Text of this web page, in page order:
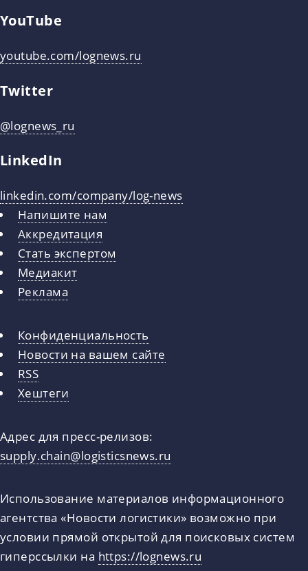
YouTube
youtube.com/lognews.ru
Twitter
@lognews_ru
LinkedIn
linkedin.com/company/log-news
Напишите нам
Аккредитация
Стать экспертом
Медиакит
Реклама
Конфиденциальность
Новости на вашем сайте
RSS
Хештеги
Адрес для пресс-релизов:
supply.chain@logisticsnews.ru
Использование материалов информационного
агентства «Новости логистики» возможно при
условии прямой открытой для поисковых систем
гиперссылки на https://lognews.ru